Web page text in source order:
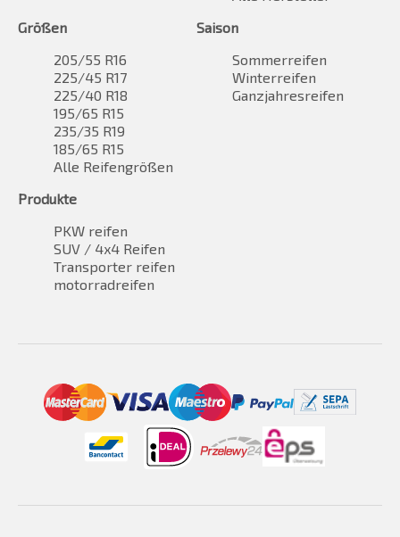
Größen
205/55 R16
225/45 R17
225/40 R18
195/65 R15
235/35 R19
185/65 R15
Alle Reifengrößen
Saison
Sommerreifen
Winterreifen
Ganzjahresreifen
Produkte
PKW reifen
SUV / 4x4 Reifen
Transporter reifen
motorradreifen